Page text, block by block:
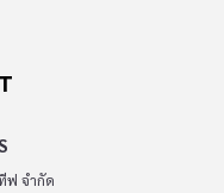
ฟ จำกัด